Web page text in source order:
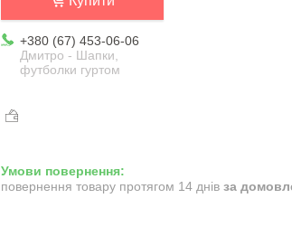
+380 (67) 453-06-06
Дмитро - Шапки,
футболки гуртом
повернення товару протягом 14 днів за